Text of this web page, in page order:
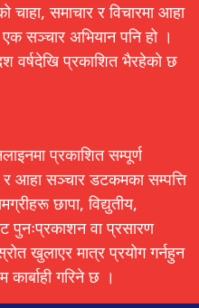
चाहा, समाचार र विचारमा आहा
सञ्चार अभियान पनि हो ।
वर्षदेखि प्रकाशित भैरहेको छ
प्रकाशित सम्पूर्ण
आहा सञ्चार डटकमका सम्पत्ति
छापा, विद्युतीय,
पुनःप्रकाशन वा प्रसारण
खुलाएर मात्र प्रयोग गर्नहुन
गरिने छ ।